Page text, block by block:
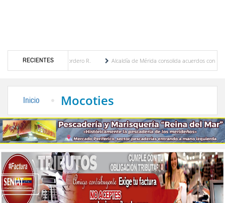
RECIENTES
Febres Cordero R.
Alcaldía de Mérida consolida acuerdos con
Inicio Mocoties